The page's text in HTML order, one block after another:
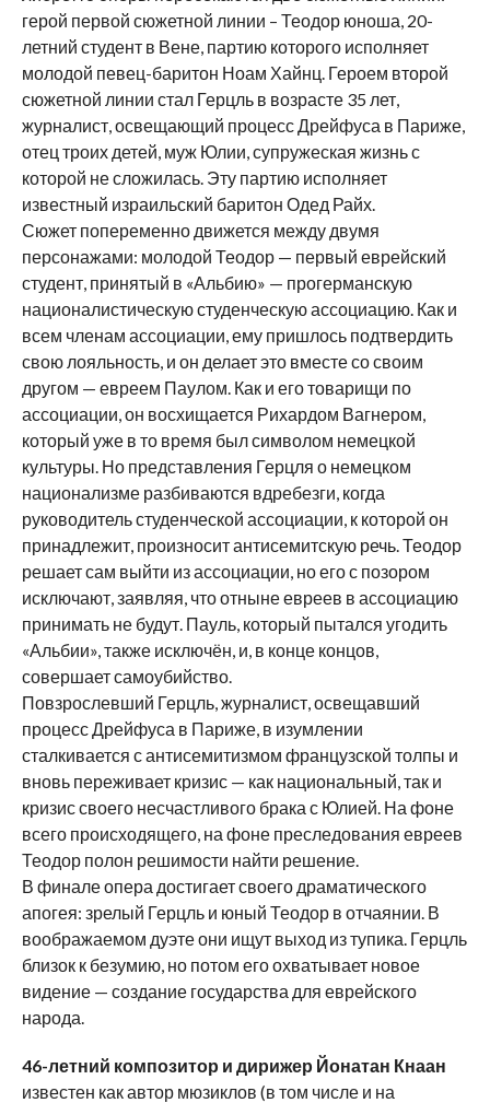
герой первой сюжетной линии – Теодор юноша, 20-
летний студент в Вене, партию которого исполняет
молодой певец-баритон Ноам Хайнц. Героем второй
сюжетной линии стал Герцль в возрасте 35 лет,
журналист, освещающий процесс Дрейфуса в Париже,
отец троих детей, муж Юлии, супружеская жизнь с
которой не сложилась. Эту партию исполняет
известный израильский баритон Одед Райх.
Сюжет попеременно движется между двумя
персонажами: молодой Теодор — первый еврейский
студент, принятый в «Альбию» — прогерманскую
националистическую студенческую ассоциацию. Как и
всем членам ассоциации, ему пришлось подтвердить
свою лояльность, и он делает это вместе со своим
другом — евреем Паулом. Как и его товарищи по
ассоциации, он восхищается Рихардом Вагнером,
который уже в то время был символом немецкой
культуры. Но представления Герцля о немецком
национализме разбиваются вдребезги, когда
руководитель студенческой ассоциации, к которой он
принадлежит, произносит антисемитскую речь. Теодор
решает сам выйти из ассоциации, но его с позором
исключают, заявляя, что отныне евреев в ассоциацию
принимать не будут. Пауль, который пытался угодить
«Альбии», также исключён, и, в конце концов,
совершает самоубийство.
Повзрослевший Герцль, журналист, освещавший
процесс Дрейфуса в Париже, в изумлении
сталкивается с антисемитизмом французской толпы и
вновь переживает кризис — как национальный, так и
кризис своего несчастливого брака с Юлией. На фоне
всего происходящего, на фоне преследования евреев
Теодор полон решимости найти решение.
В финале опера достигает своего драматического
апогея: зрелый Герцль и юный Теодор в отчаянии. В
воображаемом дуэте они ищут выход из тупика. Герцль
близок к безумию, но потом его охватывает новое
видение — создание государства для еврейского
народа.
46-летний композитор и дирижер Йонатан Кнаан
известен как автор мюзиклов (в том числе и на